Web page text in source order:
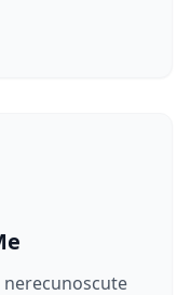
nerecunoscute